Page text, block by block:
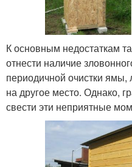
К основным недостаткам
отнести наличие
периодичной очистки ямы,
на другое место. Однако,
свести эти неприятные